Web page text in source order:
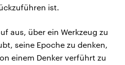
ist.
aus, über ein Werkzeug zu
seine Epoche zu denken,
einem Denker verführt zu